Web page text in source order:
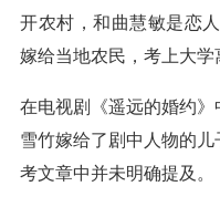
开农村，和曲慧敏是恋
嫁给当地农民，考上大学
在电视剧《遥远的婚约
雪竹嫁给了剧中人物的
考文章中并未明确提及。